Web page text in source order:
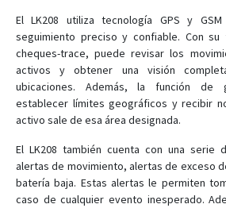
TK209B
TK209C
TK210
TK210B
TK720
TK750
TK820
TK905
El LK208 utiliza tecnología GPS y
seguimiento preciso y confiable. Con
cheques-trace, puede revisar los
activos y obtener una visión
ubicaciones. Además, la función de
establecer límites geográficos y recibir
activo sale de esa área designada.
El LK208 también cuenta con una serie
alertas de movimiento, alertas de exceso
batería baja. Estas alertas le permiten
caso de cualquier evento inesperado.